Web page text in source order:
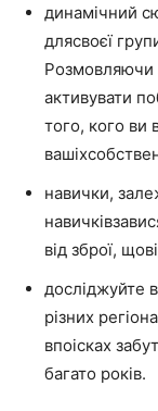
динамічний
длясвоєї
Розмовляючи
активувати
того, кого ви
навички,
від зброї,
досліджуйте
різних
впоісках
багато років.